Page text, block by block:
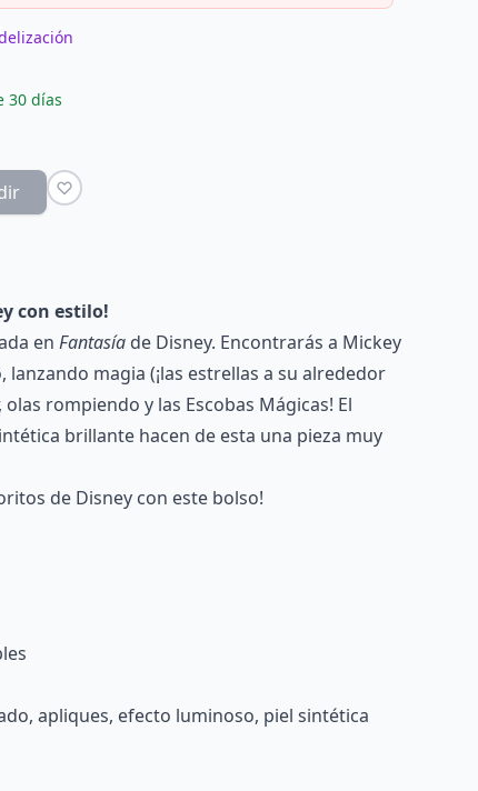
30 días
con estilo!
en Fantasía de Disney. Encontrarás a Mickey
magia (¡las estrellas a su alrededor
rompiendo y las Escobas Mágicas! El
brillante hacen de esta una pieza muy
de Disney con este bolso!
apliques, efecto luminoso, piel sintética